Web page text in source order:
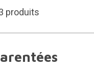
produits